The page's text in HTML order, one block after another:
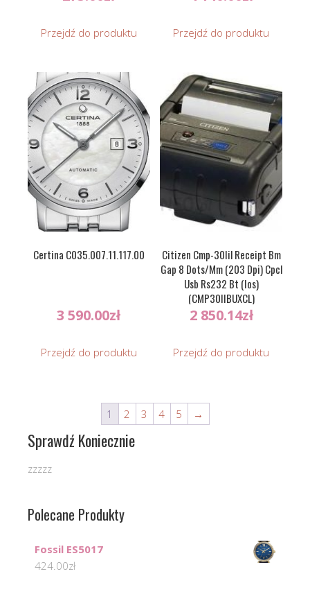
Przejdź do produktu Przejdź do produktu
Certina C035.007.11.117.00
3 590.00zł
Przejdź do produktu
Citizen Cmp-30Iil Receipt Bm
Gap 8 Dots/Mm (203 Dpi) Cpcl
Usb Rs232 Bt (Ios)
(CMP30IIBUXCL)
2 850.14zł
Przejdź do produktu
1 2 3 4 5 →
Sprawdź Koniecznie
zzzzz
Polecane Produkty
Fossil ES5017
424.00zł